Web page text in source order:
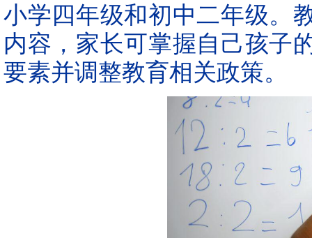
小学四年级和初中二年级。
内容，家长可掌握自己孩子
要素并调整教育相关政策。